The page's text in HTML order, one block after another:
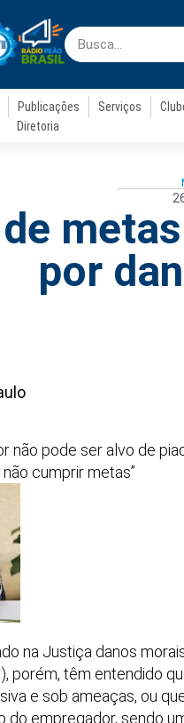
Publicações Serviços
Diretoria
por
não pode ser alvo de
cumprir metas”
na Justiça danos
porém, têm entendido
e sob ameaças, ou
empregador, sendo